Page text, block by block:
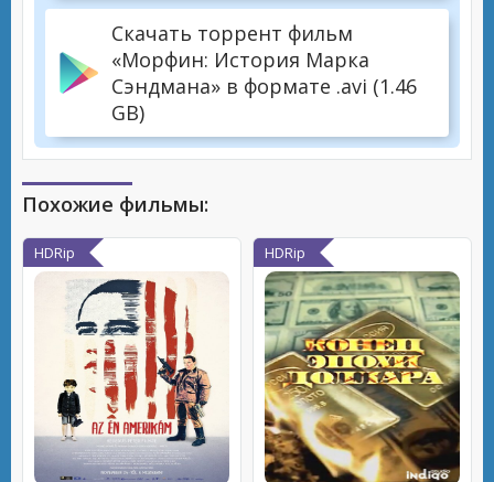
Скачать торрент фильм
«Морфин: История Марка
Сэндмана» в формате .avi (1.46
GB)
Похожие фильмы:
HDRip HDRip